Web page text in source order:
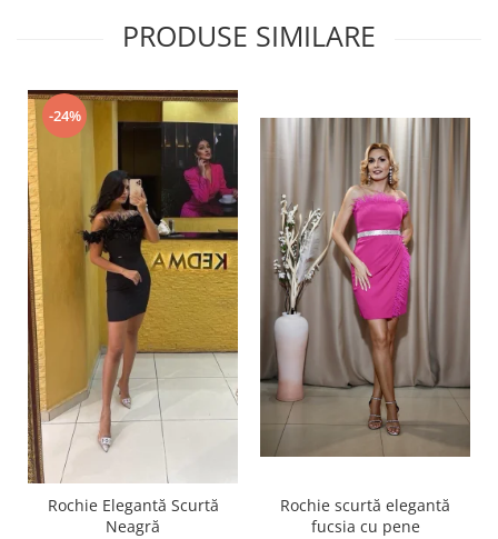
PRODUSE SIMILARE
-24%
Rochie Elegantă Scurtă
Neagră
Rochie scurtă elegantă
fucsia cu pene